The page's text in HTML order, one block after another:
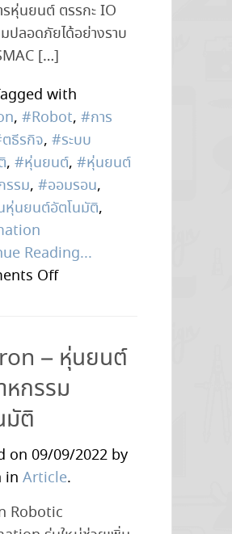
รหุ่นยนต์ ตรรกะ IO
ปลอดภัยได้อย่างราบ
[…]
with
, #Robot, #การ
ธีรกิจ, #ระบบ
, #หุ่นยนต์, #หุ่นยนต์
รรม, #ออมรอน,
หุ่นยนต์อัตโนมัติ,
Reading...
Offon
ไซต์
การ
หุ่น
ยนต์
อัตโนมัติ
– หุ่นยนต์
หกรรม
มัติ
on 09/09/2022 by
in Article.
Robotic